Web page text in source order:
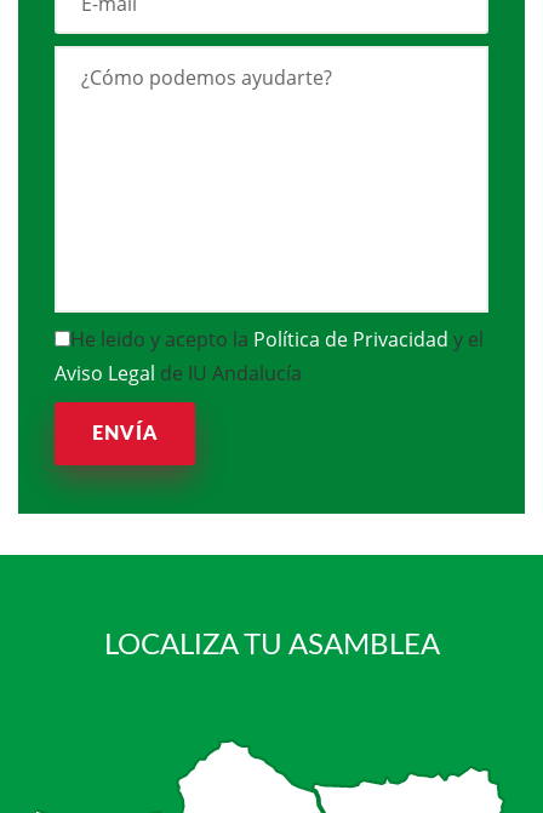
He leido y acepto la Política de Privacidad y el
Aviso Legal de IU Andalucía
ENVÍA
LOCALIZA TU ASAMBLEA